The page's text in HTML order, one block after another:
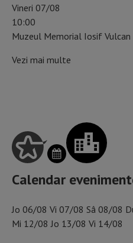
Vineri 07/08
10:00
Muzeul Memorial Iosif Vulcan
Vezi mai multe
Calendar
Jo 06/08 Vi 07/08 Sâ 08/08
Mi 12/08 Jo 13/08 Vi 14/08